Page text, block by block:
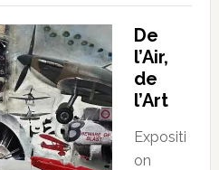
De
l’Air,
de
l’Art
Expositi
on